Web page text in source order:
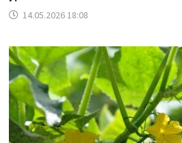
14.05.2026 18:08